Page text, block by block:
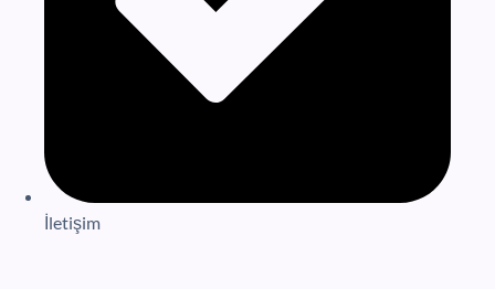
İletişim